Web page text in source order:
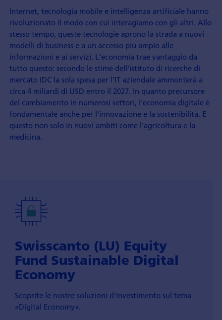
Internet, tecnologia mobile e intelligenza artificiale hanno
rivoluzionato il modo con cui interagiamo con gli altri. Allo
stesso tempo, queste tecnologie aprono la strada a nuovi
modelli di business e a un accesso più ampio alle
informazioni e ai servizi. L'economia trae vantaggio da
tutto questo: secondo le stime dell'istituto di ricerche di
mercato IDC la sola spesa per l'IT aziendale ammonterà a
circa 4 miliardi di USD entro il 2027. In quanto precursore
del cambiamento in numerosi settori, l'economia digitale è
fondamentale anche per l'innovazione e la sostenibilità. E
questo non solo in nuovi ambiti come l'agricoltura e la
medicina.
Swisscanto (LU) Equity
Fund Sustainable Digital
Economy
Scoprite le nostre soluzioni d'investimento sul tema
«Digital Economy».